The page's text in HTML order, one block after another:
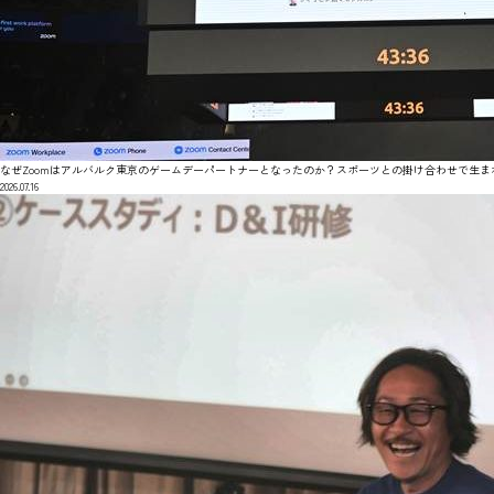
なぜZoomはアルバルク東京のゲームデーパートナーとなったのか？スポーツとの掛け合わせで生
2026.07.16